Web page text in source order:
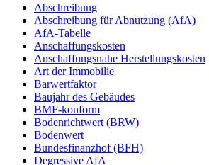
Abschreibung
Abschreibung für Abnutzung (AfA)
AfA-Tabelle
Anschaffungskosten
Anschaffungsnahe Herstellungskosten
Art der Immobilie
Barwertfaktor
Baujahr des Gebäudes
BMF-konform
Bodenrichtwert (BRW)
Bodenwert
Bundesfinanzhof (BFH)
Degressive AfA